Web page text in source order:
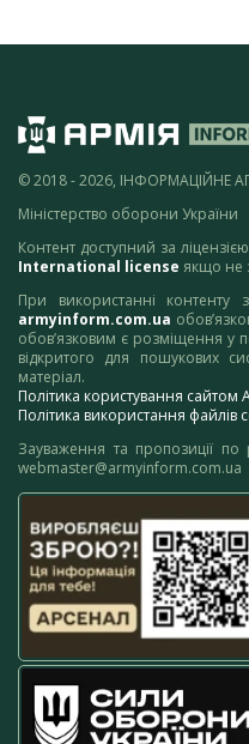
© 2018 - 2026, ІНФОРМАЦІЙНЕ
Міністерство оборони України
Контент доступний за ліцензією
International license якщо не
При використанні
armyinform.com.ua
обов’язковим є розміщення у
відкритого для пошукових
матеріал.
Політика користування сайтом
Політика використання файлів
Зауваження та пропозиції по
webmaster@armyinform.com.ua